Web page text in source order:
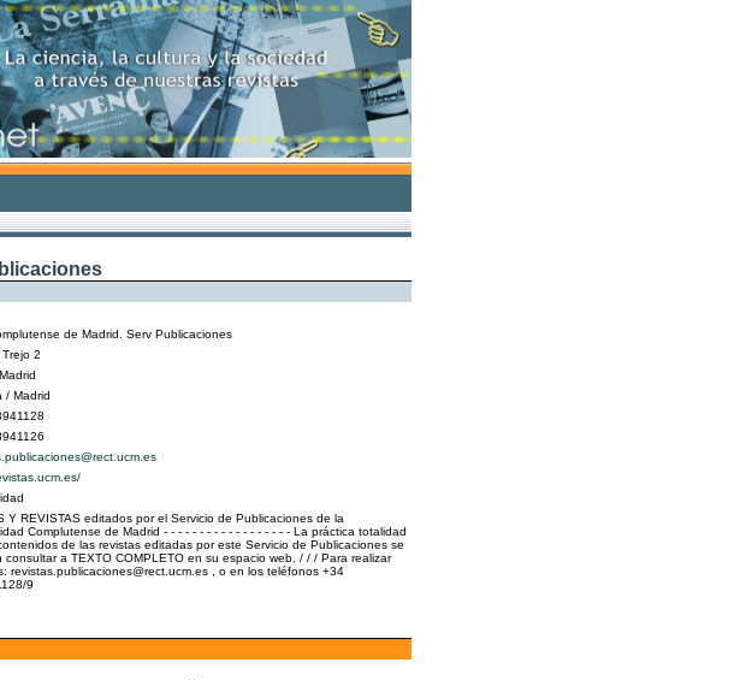
de Madrid. Serv Publicaciones
2
/ Madrid
Y REVISTAS editados por el Servicio de Publicaciones de la
Complutense de Madrid - - - - - - - - - - - - - - - - - - La práctica totalidad
de las revistas editadas por este Servicio de Publicaciones se
consultar a TEXTO COMPLETO en su espacio web. / / / Para realizar
revistas.publicaciones@rect.ucm.es , o en los teléfonos +34
9